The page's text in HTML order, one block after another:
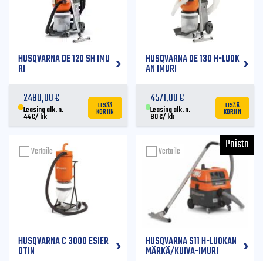
HUSQVARNA DE 120 SH IMU
RI
2480,00€
Leasing alk. n.
44€/ kk
LISÄÄ
KORIIN
HUSQVARNA DE 130 H-LUOK
AN IMURI
4571,00€
Leasing alk. n.
80€/ kk
LISÄÄ
KORIIN
HUSQVARNA C 3000 ESIER
OTIN
Vertaile
HUSQVARNA S11 H-LUOKAN
MÄRKÄ/KUIVA-IMURI
Vertaile